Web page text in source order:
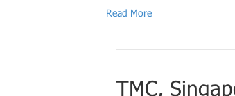
Read More